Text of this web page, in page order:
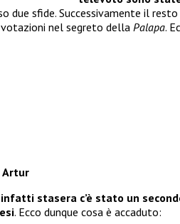
due sfide. Successivamente il
nel segreto dellaPalapa.
Artur
stasera c’è stato un
. Ecco dunque cosa è accaduto: